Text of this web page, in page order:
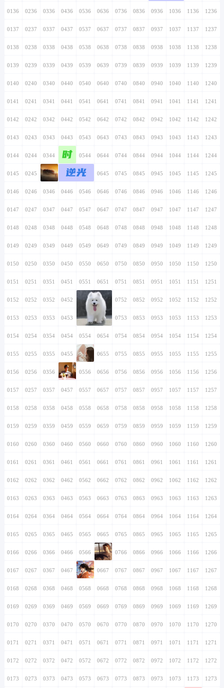
0136 0236 0336 0436 0536 0636 0736 0836 0936 1036 1136 1236
0137 0237 0337 0437 0537 0637 0737 0837 0937 1037 1137 1237
0138 0238 0338 0438 0538 0638 0738 0838 0938 1038 1138 1238
0139 0239 0339 0439 0539 0639 0739 0839 0939 1039 1139 1239
0140 0240 0340 0440 0540 0640 0740 0840 0940 1040 1140 1240
0141 0241 0341 0441 0541 0641 0741 0841 0941 1041 1141 1241
0142 0242 0342 0442 0542 0642 0742 0842 0942 1042 1142 1242
0143 0243 0343 0443 0543 0643 0743 0843 0943 1043 1143 1243
0144 0244 0344 0444
时 0544 0644 0744 0844 0944 1044 1144 1244
0145 0245 0345 0445
逆光
0545 0645 0745 0845 0945 1045 1145 1245
0146 0246 0346 0446 0546 0646 0746 0846 0946 1046 1146 1246
0147 0247 0347 0447 0547 0647 0747 0847 0947 1047 1147 1247
0148 0248 0348 0448 0548 0648 0748 0848 0948 1048 1148 1248
0149 0249 0349 0449 0549 0649 0749 0849 0949 1049 1149 1249
0150 0250 0350 0450 0550 0650 0750 0850 0950 1050 1150 1250
0151 0251 0351 0451 0551 0651 0751 0851 0951 1051 1151 1251
0152 0252 0352 0452 0552 0652 0752 0852 0952 1052 1152 1252
0153 0253 0353 0453 0553 0653 0753 0853 0953 1053 1153 1253
0154 0254 0354 0454 0554 0654 0754 0854 0954 1054 1154 1254
0155 0255 0355 0455 0555 0655 0755 0855 0955 1055 1155 1255
0156 0256 0356 0456 0556 0656 0756 0856 0956 1056 1156 1256
0157 0257 0357 0457 0557 0657 0757 0857 0957 1057 1157 1257
0158 0258 0358 0458 0558 0658 0758 0858 0958 1058 1158 1258
0159 0259 0359 0459 0559 0659 0759 0859 0959 1059 1159 1259
0160 0260 0360 0460 0560 0660 0760 0860 0960 1060 1160 1260
0161 0261 0361 0461 0561 0661 0761 0861 0961 1061 1161 1261
0162 0262 0362 0462 0562 0662 0762 0862 0962 1062 1162 1262
0163 0263 0363 0463 0563 0663 0763 0863 0963 1063 1163 1263
0164 0264 0364 0464 0564 0664 0764 0864 0964 1064 1164 1264
0165 0265 0365 0465 0565 0665 0765 0865 0965 1065 1165 1265
0166 0266 0366 0466 0566 0666 0766 0866 0966 1066 1166 1266
0167 0267 0367 0467 0567 0667 0767 0867 0967 1067 1167 1267
0168 0268 0368 0468 0568 0668 0768 0868 0968 1068 1168 1268
0169 0269 0369 0469 0569 0669 0769 0869 0969 1069 1169 1269
0170 0270 0370 0470 0570 0670 0770 0870 0970 1070 1170 1270
0171 0271 0371 0471 0571 0671 0771 0871 0971 1071 1171 1271
0172 0272 0372 0472 0572 0672 0772 0872 0972 1072 1172 1272
0173 0273 0373 0473 0573 0673 0773 0873 0973 1073 1173 1273